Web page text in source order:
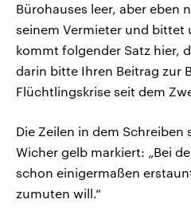
Bürohauses leer, aber eben
seinem Vermieter und bittet
kommt folgender Satz hier,
darin bitte Ihren Beitrag zur
Flüchtlingskrise seit dem
Die Zeilen in dem Schreiben
Wicher gelb markiert: „Bei
schon einigermaßen
zumuten will.“